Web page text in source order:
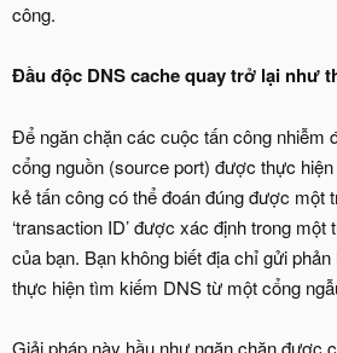
công.
Đầu độc DNS cache quay trở lại như
Để ngăn chặn các cuộc tấn công nhiễm
cổng nguồn (source port) được thực
kẻ tấn công có thể đoán đúng được một
‘transaction ID’ được xác định trong
của bạn. Bạn không biết địa chỉ gửi
thực hiện tìm kiếm DNS từ một cổng
Giải pháp này hầu như ngăn chặn được